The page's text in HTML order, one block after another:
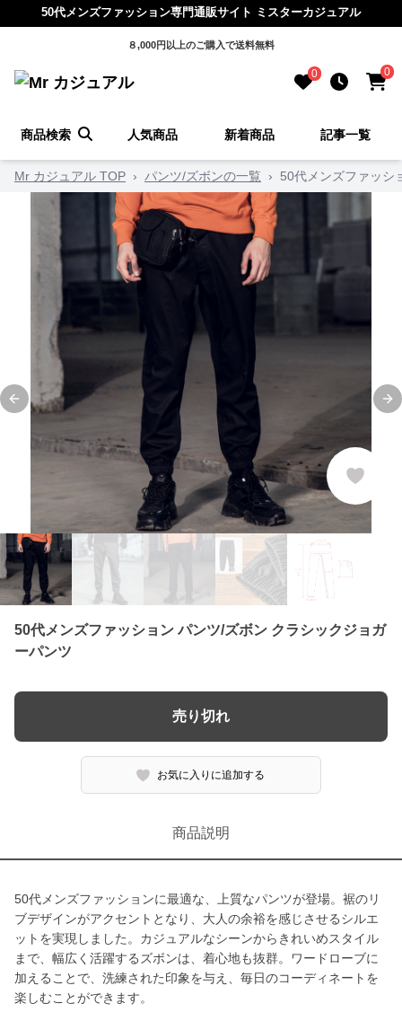
50代メンズファッション専門通販サイト ミスターカジュアル
８,000円以上のご購入で送料無料
0 0
商品検索 人気商品 新着商品 記事一覧
Mr カジュアル TOP › パンツ/ズボンの一覧 › 50代メンズファッシ
Previous slide
50代メンズファッション パンツ/ズボン クラシックジョガ
ーパンツ
売り切れ
お気に入りに追加する
商品説明
50代メンズファッションに最適な、上質なパンツが登場。裾のリ
ブデザインがアクセントとなり、大人の余裕を感じさせるシルエ
ットを実現しました。カジュアルなシーンからきれいめスタイル
まで、幅広く活躍するズボンは、着心地も抜群。ワードローブに
加えることで、洗練された印象を与え、毎日のコーディネートを
楽しむことができます。